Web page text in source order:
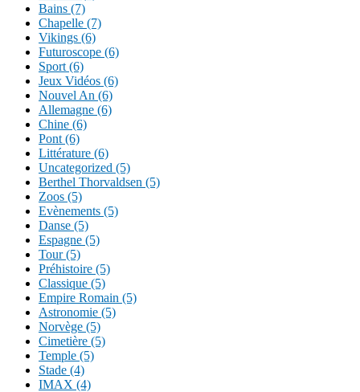
Bains (7)
Chapelle (7)
Vikings (6)
Futuroscope (6)
Sport (6)
Jeux Vidéos (6)
Nouvel An (6)
Allemagne (6)
Chine (6)
Pont (6)
Littérature (6)
Uncategorized (5)
Berthel Thorvaldsen (5)
Zoos (5)
Evènements (5)
Danse (5)
Espagne (5)
Tour (5)
Préhistoire (5)
Classique (5)
Empire Romain (5)
Astronomie (5)
Norvège (5)
Cimetière (5)
Temple (5)
Stade (4)
IMAX (4)